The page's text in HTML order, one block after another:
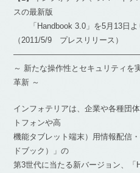
スの最新版
「Handbook 3.0」を5月13日よ
（2011/5/9 プレスリリース）
～ 新たな操作性とセキュリティを
革新 ～
インフォテリアは、企業や各種団
トフォンや高
機能タブレット端末）用情報配信
ドブック）」の
第3世代に当たる新バージョン、「